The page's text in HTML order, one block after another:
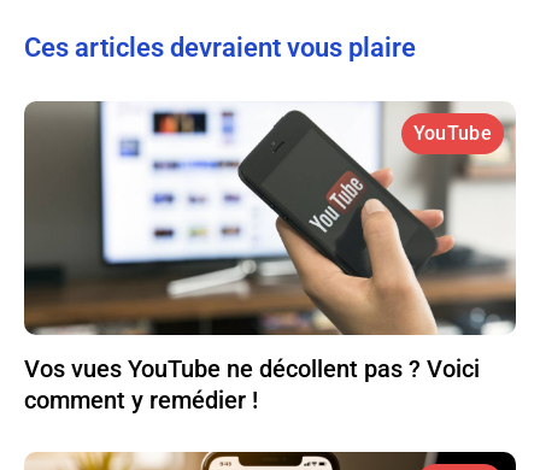
Ces articles devraient vous plaire
YouTube
Vos vues YouTube ne décollent pas ? Voici
comment y remédier !